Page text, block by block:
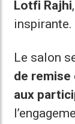
Lotfi Rajhi
inspirante.
Le salon
de remise
aux